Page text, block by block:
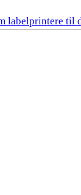
labelprintere til